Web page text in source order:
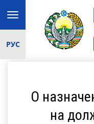
Toggle
navigation
РУС
О
на